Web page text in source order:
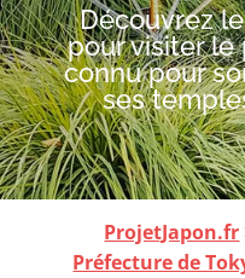
Découvrez
pour visiter le
connu pour
ses
ProjetJapon.fr
Préfecture de